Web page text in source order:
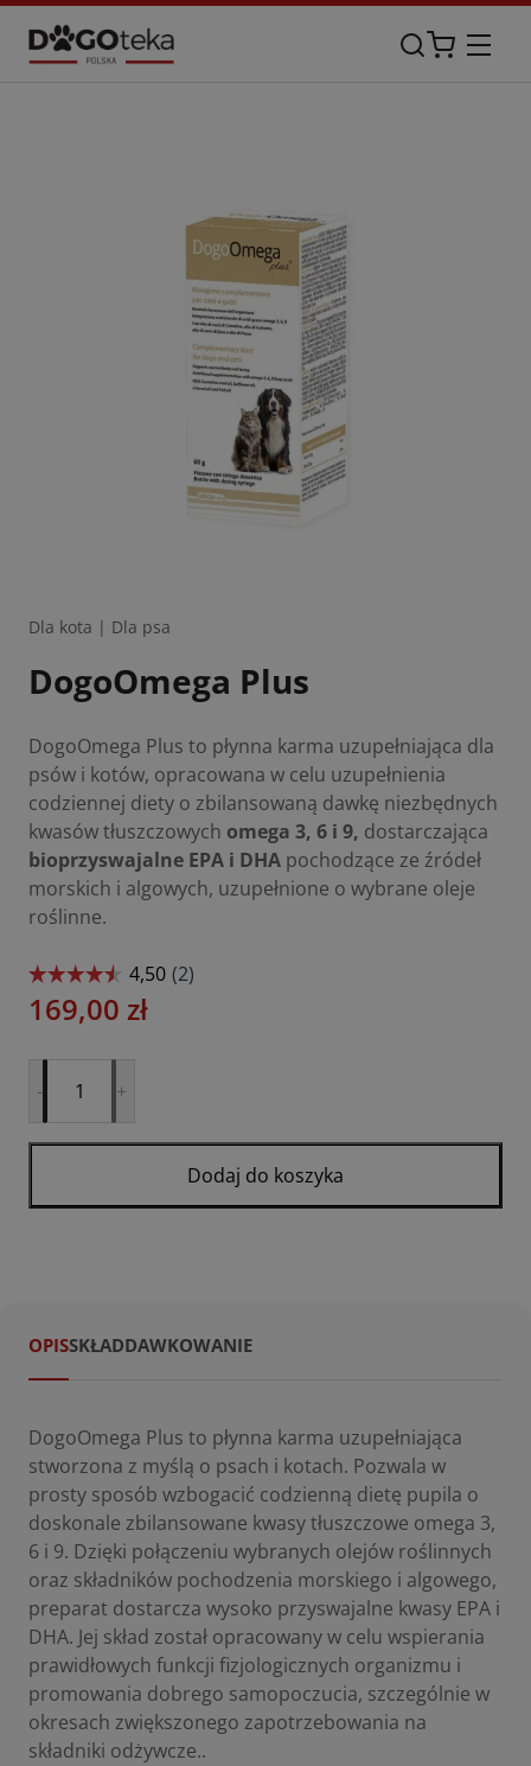
Dla kota | Dla psa
DogoOmega Plus
DogoOmega Plus to płynna karma uzupełniająca dla
psów i kotów, opracowana w celu uzupełnienia
codziennej diety o zbilansowaną dawkę niezbędnych
kwasów tłuszczowych omega 3, 6 i 9, dostarczająca
bioprzyswajalne EPA i DHA pochodzące ze źródeł
morskich i algowych, uzupełnione o wybrane oleje
roślinne.
169,00 zł
-DogoOmega
Plus
+
Dodaj do koszyka
OPISSKŁADDAWKOWANIE
DogoOmega Plus to płynna karma uzupełniająca
stworzona z myślą o psach i kotach. Pozwala w
prosty sposób wzbogacić codzienną dietę pupila o
doskonale zbilansowane kwasy tłuszczowe omega 3,
6 i 9. Dzięki połączeniu wybranych olejów roślinnych
oraz składników pochodzenia morskiego i algowego,
preparat dostarcza wysoko przyswajalne kwasy EPA i
DHA. Jej skład został opracowany w celu wspierania
prawidłowych funkcji fizjologicznych organizmu i
promowania dobrego samopoczucia, szczególnie w
okresach zwiększonego zapotrzebowania na
składniki odżywcze..